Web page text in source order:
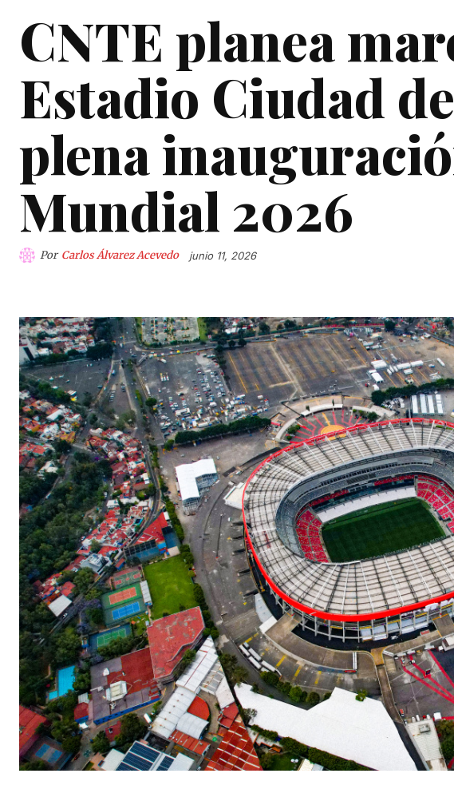
CNTE planea
Estadio Ciudad
plena
Mundial 2026
Por Carlos Álvarez Acevedo junio 11, 2026